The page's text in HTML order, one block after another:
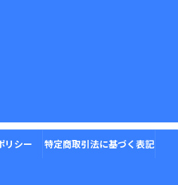
リシー 特定商取引法に基づく表記